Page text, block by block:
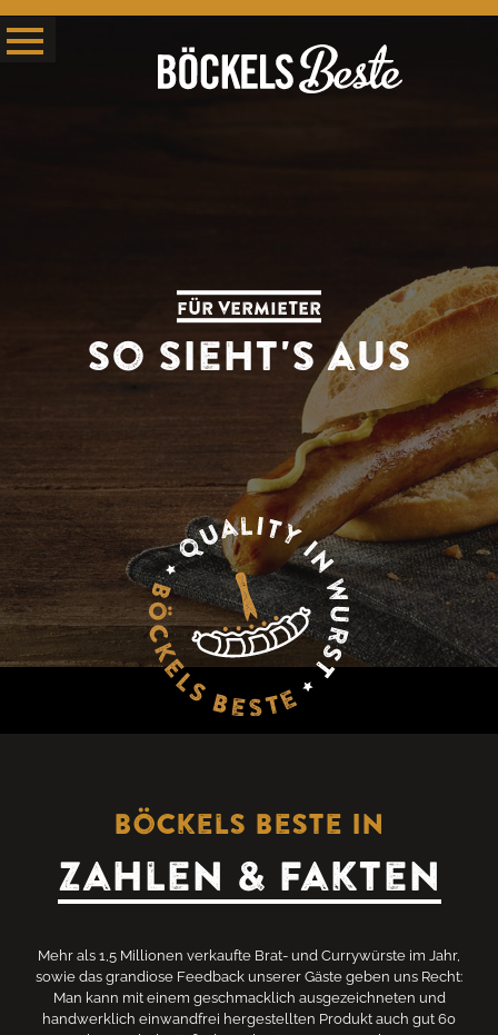
für vermieter
so sieht's aus
Böckels Beste in
Zahlen & Fakten
Mehr als 1,5 Millionen verkaufte Brat- und Currywürste im Jahr,
sowie das grandiose Feedback unserer Gäste geben uns Recht:
Man kann mit einem geschmacklich ausgezeichneten und
handwerklich einwandfrei hergestellten Produkt auch gut 60